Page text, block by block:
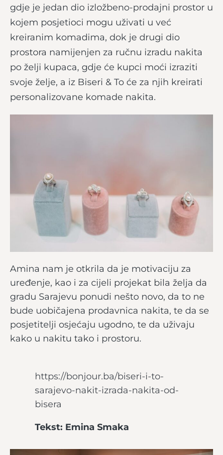
gdje je jedan dio izložbeno-prodajni prostor u
kojem posjetioci mogu uživati u već
kreiranim komadima, dok je drugi dio
prostora namijenjen za ručnu izradu nakita
po želji kupaca, gdje će kupci moći izraziti
svoje želje, a iz Biseri & To će za njih kreirati
personalizovane komade nakita.
Amina nam je otkrila da je motivaciju za
uređenje, kao i za cijeli projekat bila želja da
gradu Sarajevu ponudi nešto novo, da to ne
bude uobičajena prodavnica nakita, te da se
posjetitelji osjećaju ugodno, te da uživaju
kako u nakitu tako i prostoru.
https://bonjour.ba/biseri-i-to-
sarajevo-nakit-izrada-nakita-od-
bisera
Tekst: Emina Smaka